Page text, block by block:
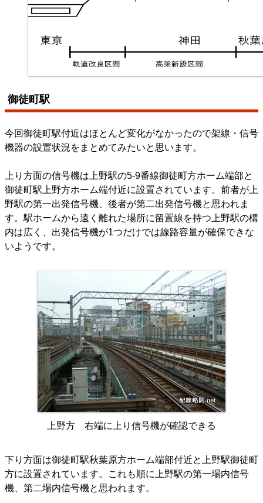
御徒町駅
今回御徒町駅付近はほとんど変化がなかったので架線・信号
機器の設置状況をまとめてみたいと思います。
上り方面の信号機は上野駅の5-9番線御徒町方ホーム端部と
御徒町駅上野方ホーム端付近に設置されています。前者が上
野駅の第一出発信号機、後者が第二出発信号機と思われま
す。駅ホームから遠く離れた場所に留置線を持つ上野駅の構
内は広く、出発信号機が1つだけでは線路容量が確保できな
いようです。
上野方 右端に上り信号機が確認できる
下り方面は御徒町駅秋葉原方ホーム端部付近と上野駅御徒町
方に設置されています。これも順に上野駅の第一場内信号
機、第二場内信号機と思われます。